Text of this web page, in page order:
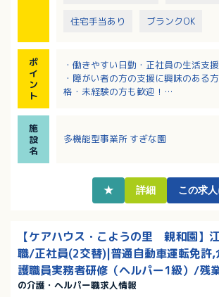
住宅手当あり ブランクOK
ポ
イ
ン
ト
・働きやすい日勤・正社員の生活支援
・障がい者の方の支援に興味のある
格・未経験の方も歓迎！
・昇給・賞与制度のほか、退職金制度
などもあり安心！
施
設
名
多機能型事業所 すぎな園
★ 詳細 この求
【ケアハウス・こようの里 親和園】
職/正社員(2交替)|普通自動車運転免許,
護職員実務者研修（ヘルパー1級）/残
の介護・ヘルパー職求人情報